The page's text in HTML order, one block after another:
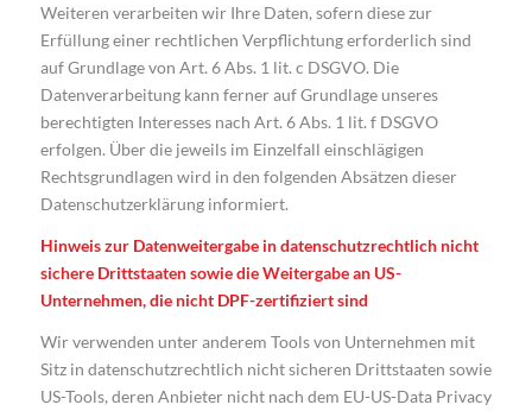
Weiteren verarbeiten wir Ihre Daten, sofern diese zur
Erfüllung einer rechtlichen Verpflichtung erforderlich sind
auf Grundlage von Art. 6 Abs. 1 lit. c DSGVO. Die
Datenverarbeitung kann ferner auf Grundlage unseres
berechtigten Interesses nach Art. 6 Abs. 1 lit. f DSGVO
erfolgen. Über die jeweils im Einzelfall einschlägigen
Rechtsgrundlagen wird in den folgenden Absätzen dieser
Datenschutzerklärung informiert.
Hinweis zur Datenweitergabe in datenschutzrechtlich nicht
sichere Drittstaaten sowie die Weitergabe an US-
Unternehmen, die nicht DPF-zertifiziert sind
Wir verwenden unter anderem Tools von Unternehmen mit
Sitz in datenschutzrechtlich nicht sicheren Drittstaaten sowie
US-Tools, deren Anbieter nicht nach dem EU-US-Data Privacy